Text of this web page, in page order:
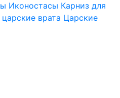
Иконостасы Карниз для
врата Царские